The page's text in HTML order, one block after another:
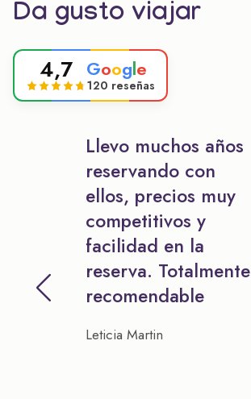
Da gusto viajar
4,7 Google
120 reseñas
Llevo muchos años
reservando con
ellos, precios muy
competitivos y
facilidad en la
reserva. Totalmente
recomendable
Leticia Martin